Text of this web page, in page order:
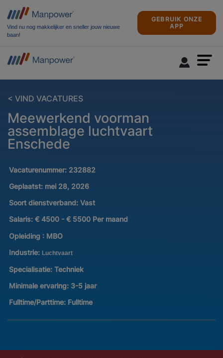
Vind nu nog makkelijker en sneller jouw nieuwe
baan!
GEBRUIK ONZE
APP
< VIND VACATURES
Meewerkend voorman
assemblage luchtvaart
Enschede
Vacaturenummer: 232882
Geplaatst: mei 28, 2026
Soort dienstverband: Vast
Salaris: € 4500 - € 5500 Per maand
Opleiding : MBO
Industrie: Luchtvaart
Specialisatie: Techniek
Minimale ervaring: 3-5 jaar
Fulltime/Parttime: Fulltime